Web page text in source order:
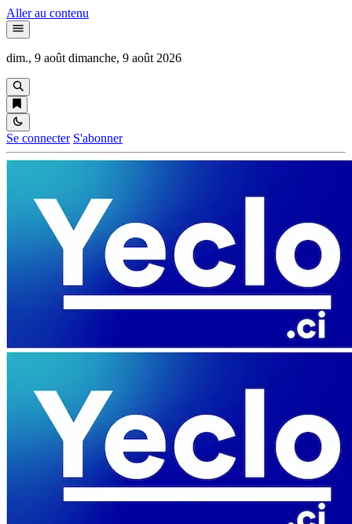
Aller au contenu
dim., 9 août dimanche, 9 août 2026
Se connecter S'abonner